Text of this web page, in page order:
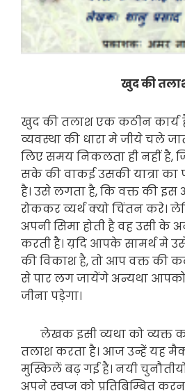
खुद की
खुद की तलाश एक कठीन कार्य
व्यवस्था की धारा मे जीये चले
लिए समय निकलता ही नहीं है,
सके की वाकई उसकी यात्रा का
है। उसे लगता है, कि वक्त की
रोककर व्यर्थ क्यो चिंतन करे।
अपनी सिमा होती है वह उसी के
करती है। य़दि आपके सामर्थ मे
की विकाश है, तो आप वक्त की
से पार लग जायेंगे अन्यथा
जीना पड़ेगा।
लेखक इसी व्यथा को व्यक्त
तलाश करता है। आज उन्हें यह
मुस्किलें बढ़ गई है। नयी
अपने स्वप्न को प्रतिबिम्बित